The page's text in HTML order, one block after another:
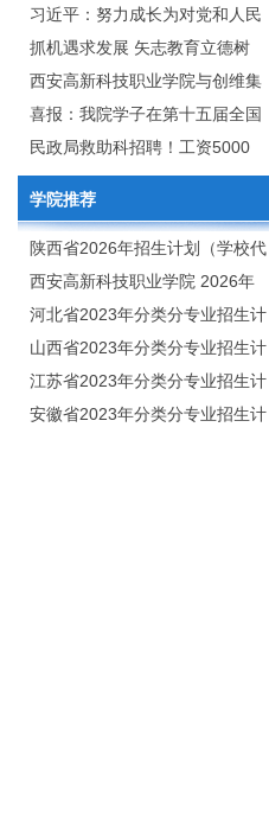
在2023年陕西省职业技能大赛中
取佳绩
毕业生求职就业
习近平：努力成长为对党和人民
忠诚可靠、堪当时代重任的栋梁
之才
抓机遇求发展 矢志教育立德树
人：西安高新科技职业学院召开
2020年年终总结暨表彰网络视频
会
西安高新科技职业学院与创维集
团举行校企合作签约仪式
喜报：我院学子在第十五届全国
大学生广告艺术大赛（大广
赛）、第十一届未来设计师.高校
数字艺术设计大赛（NCDA）国
赛中喜获佳绩
民政局救助科招聘！工资5000
元/月
学院推荐
陕西省2026年招生计划（学校代
码：8103）
西安高新科技职业学院 2026年
招生章程
河北省2023年分类分专业招生计
划（院校代号：1889）
山西省2023年分类分专业招生计
划（院校代号：5560）
江苏省2023年分类分专业招生计
划（院校代号：8931）
安徽省2023年分类分专业招生计